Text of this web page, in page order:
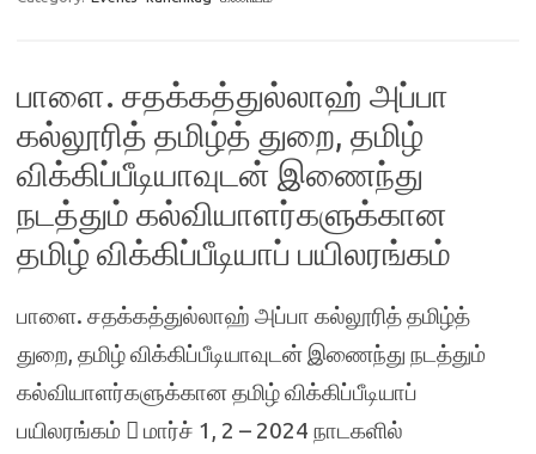
பாளை. சதக்கத்துல்லாஹ் அப்பா
கல்லூரித் தமிழ்த் துறை, தமிழ்
விக்கிப்பீடியாவுடன் இணைந்து
நடத்தும் கல்வியாளர்களுக்கான
தமிழ் விக்கிப்பீடியாப் பயிலரங்கம்
பாளை. சதக்கத்துல்லாஹ் அப்பா கல்லூரித் தமிழ்த்
துறை, தமிழ் விக்கிப்பீடியாவுடன் இணைந்து நடத்தும்
கல்வியாளர்களுக்கான தமிழ் விக்கிப்பீடியாப்
பயிலரங்கம்  மார்ச் 1, 2 – 2024 நாடகளில்